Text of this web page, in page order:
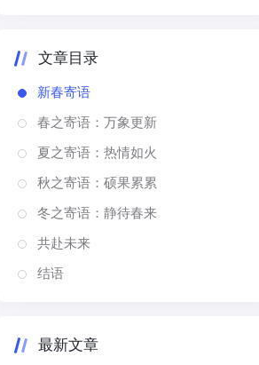
文章目录
新春寄语
春之寄语：万象更新
夏之寄语：热情如火
秋之寄语：硕果累累
冬之寄语：静待春来
共赴未来
结语
最新文章